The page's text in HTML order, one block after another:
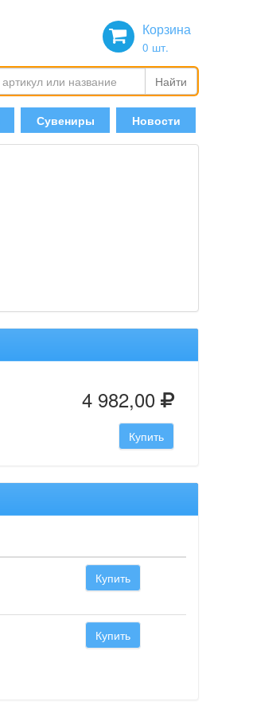
Корзина
0 шт.
Найти
Сувениры Новости
4 982,00
Купить
Купить
Купить